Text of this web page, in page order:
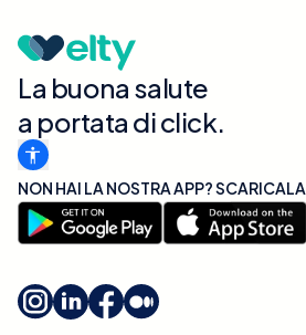
La buona salute
a portata di click.
NON HAI LA NOSTRA APP? SCARICALA